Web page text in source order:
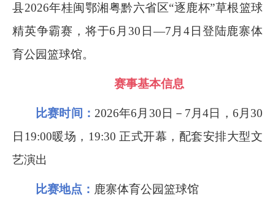
县2026年桂闽鄂湘粤黔六省区“逐鹿杯”草根篮球
精英争霸赛，将于6 月 30 日—7 月4 日登陆鹿寨体
育公园篮球馆。
赛事基本信息
比赛时间： 2026年6 月 30 日－ 7 月4日， 6 月 30
日 19:00暖场， 19:30 正式开幕，配套安排大型文
艺演出
比赛地点： 鹿寨体育公园篮球馆